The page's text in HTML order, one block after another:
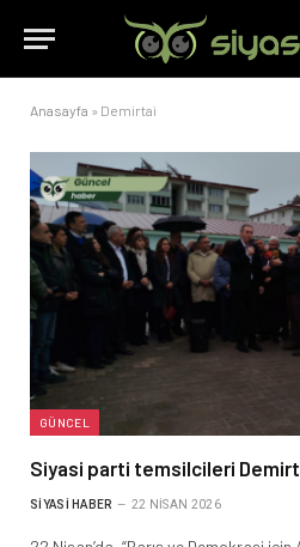
Anasayfa » Demirtai
GÜNCEL
Siyasi parti temsilcileri
SIYASI HABER 22 NISAN 2026